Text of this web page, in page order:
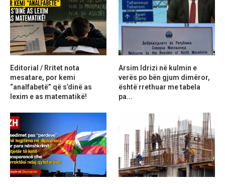
Editorial / Rritet nota
mesatare, por kemi
“analfabetë” që s’dinë as
lexim e as matematikë!
Arsim Idrizi në kulmin e
verës po bën gjum dimëror,
është rrethuar me tabela
pa...